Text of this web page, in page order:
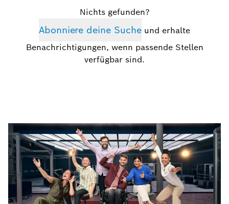
Nichts gefunden?
Abonniere deine Suche und erhalte
Benachrichtigungen, wenn passende Stellen
verfügbar sind.